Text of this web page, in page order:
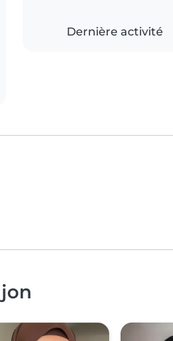
Dernière activité